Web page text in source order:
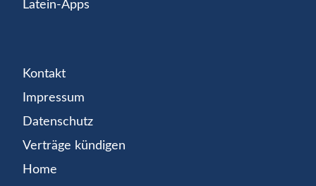
Latein-Apps
Kontakt
Impressum
Datenschutz
Verträge kündigen
Home